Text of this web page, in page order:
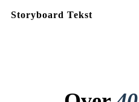
Storyboard Tekst